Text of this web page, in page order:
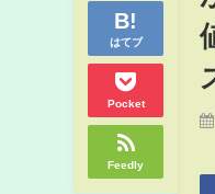
はてブ
Pocket
Feedly